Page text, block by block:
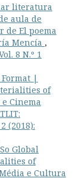
literatura
aula de
El poema
Mencía ,
8 N.º 1
|
of
Cinema
(2018):
Global
of
e Cultura